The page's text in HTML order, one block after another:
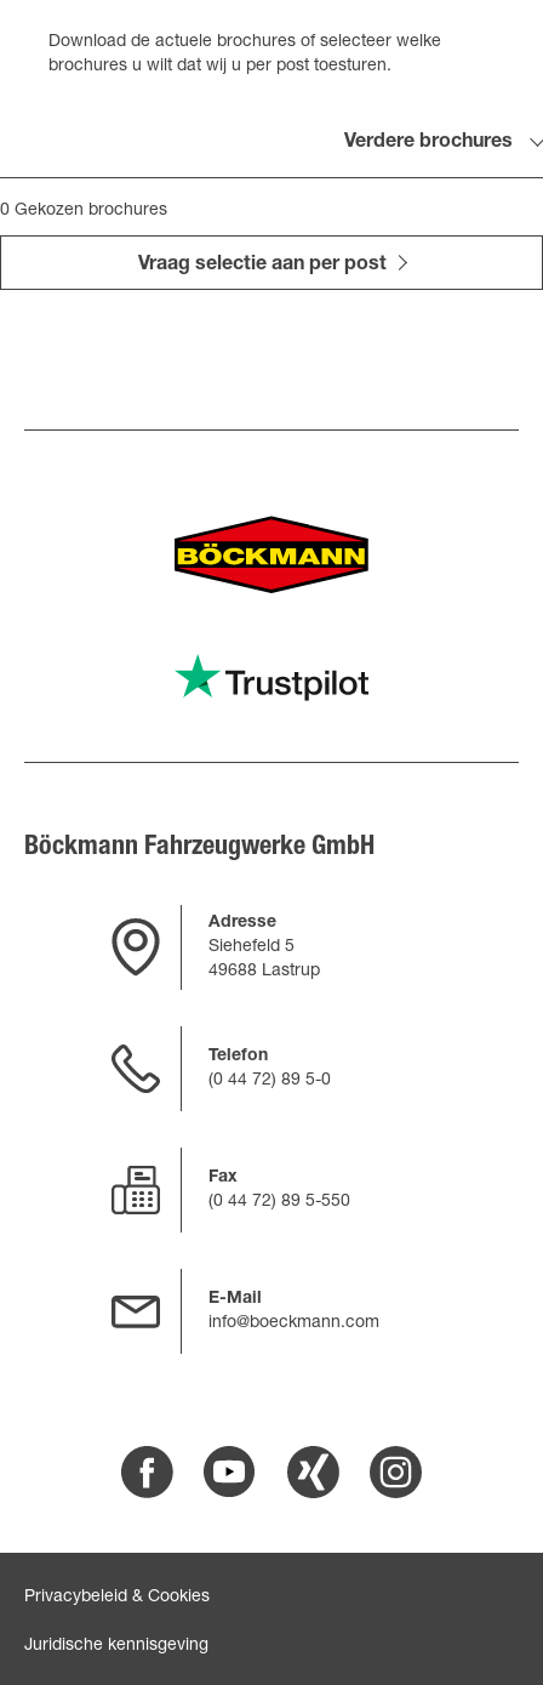
Download de actuele brochures of selecteer welke
brochures u wilt dat wij u per post toesturen.
Verdere brochures
0 Gekozen brochures
Vraag selectie aan per post
Böckmann Fahrzeugwerke GmbH
Adresse
Siehefeld 5
49688 Lastrup
Telefon
(0 44 72) 89 5-0
Fax
(0 44 72) 89 5-550
E-Mail
info@boeckmann.com
Facebook Youtube Xing Instagram
Privacybeleid & Cookies
Juridische kennisgeving